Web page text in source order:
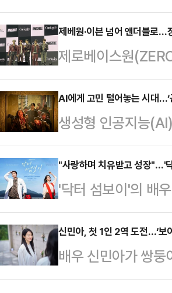
1월부터 4월까지
하는 것으로 나타
특히 연간 누적 판
지를 점령했다는 점
적 지표다.이러한
가 IP의 귀환이 자
단…
제베원·이븐 넘어 앤더블로
제로베이스원
(EVNNE) 유승언
다.그룹 앤더블은
데뷔 앨범인 미니
발매 기념 미디어
함을 생각하며 데
“앤더블로 다양한
김…
AI에게 고민 털어놓는 시대
생성형 인공지능
작성의 영역까지
AI의 도움을 받지
의심도 함께 커지고
로 비튼다. 인간의
히려 더 큰 오류로
질’을 묻는다.25일
체’는 누…
"사랑하며 치유받고 성장"…'
'닥터 섬보이'의 배
는 모습을 보여준
입도한 공중보건의
분)의 이야기를 담
ENA 울화드라마 '
신민아, 첫 1인 2역 도전…‘보
배우 신민아가 쌍
리 스릴러 ‘눈동자